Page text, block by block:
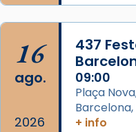
16
ago.
2026
437
09:00
Plaça
+ info